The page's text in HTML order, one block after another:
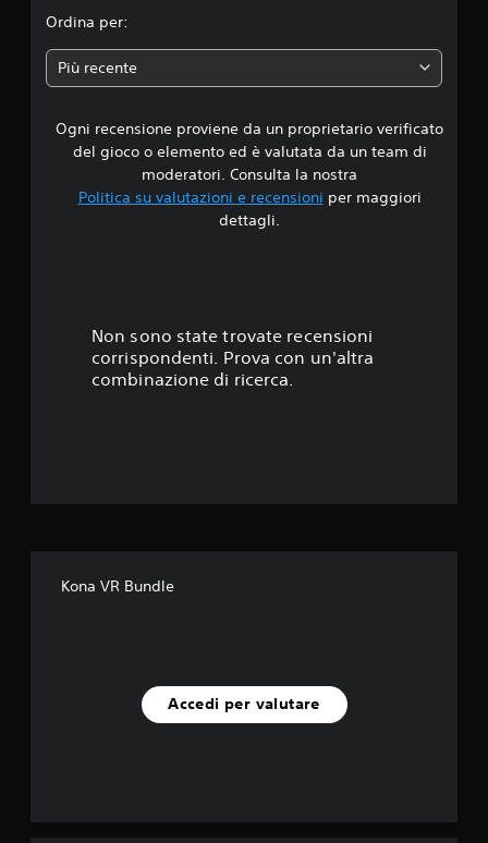
a
d
i
.
l
u
Ordina per:
Più recente
Ogni recensione proviene da un proprietario verificato
del gioco o elemento ed è valutata da un team di
moderatori. Consulta la nostra
Politica su valutazioni e recensioni per maggiori
dettagli.
Non sono state trovate recensioni
corrispondenti. Prova con un'altra
combinazione di ricerca.
Kona VR Bundle
Accedi per valutare